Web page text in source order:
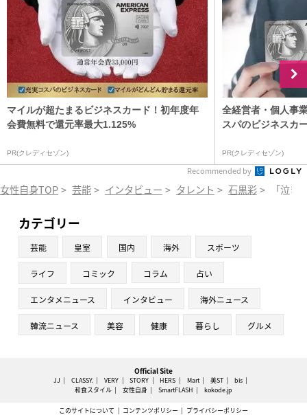
マイルが超たまるビジネスカード！初年度年
会費無料で還元率最大1.125%
PR(クレディセゾン)
全経営者・個人事
スパのビジネスカ
PR(クレディセゾン)
Recommended by
女性自身TOP > 芸能 > インタビュー > タレント > 石黒彩 > 「泣
カテゴリー
芸能 皇室 国内 海外 スポーツ
ライフ コミック コラム 占い
エンタメニュース インタビュー 海外ニュース
韓流ニュース 美容 健康 暮らし グルメ
Official Site
JJ CLASSY. VERY STORY HERS Mart 美ST
bis
和食スタイル
女性自身 SmartFLASH kokode.jp
このサイトについて コンテンツポリシー
プライバシーポリシー